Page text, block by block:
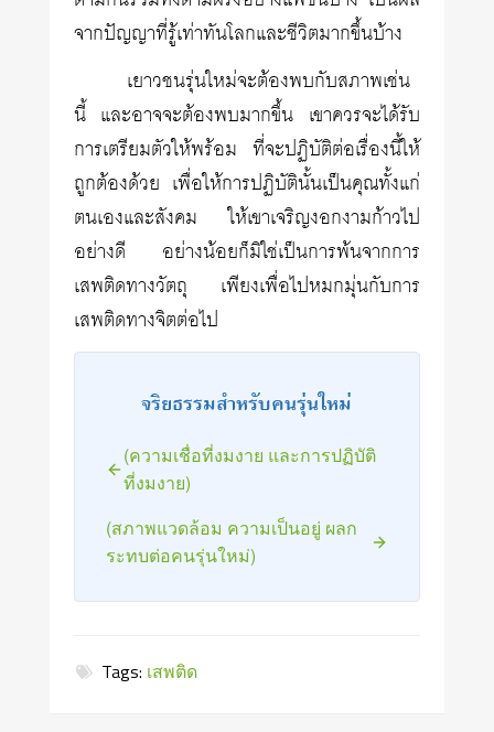
จากปัญญาที่รู้เท่าทันโลกและชีวิตมากขึ้นบ้าง
เยาวชนรุ่นใหม่จะต้องพบกับสภาพเช่น
นี้ และอาจจะต้องพบมากขึ้น เขาควรจะได้รับ
การเตรียมตัวให้พร้อม ที่จะปฏิบัติต่อเรื่องนี้ให้
ถูกต้องด้วย เพื่อให้การปฏิบัตินั้นเป็นคุณทั้งแก่
ตนเองและสังคม ให้เขาเจริญงอกงามก้าวไป
อย่างดี อย่างน้อยก็มิใช่เป็นการพ้นจากการ
เสพติดทางวัตถุ เพียงเพื่อไปหมกมุ่นกับการ
เสพติดทางจิตต่อไป
จริยธรรมสำหรับคนรุ่นใหม่
(ความเชื่อที่งมงาย และการปฏิบัติ
ที่งมงาย)
(สภาพแวดล้อม ความเป็นอยู่ ผลก
ระทบต่อคนรุ่นใหม่)
Tags: เสพติด